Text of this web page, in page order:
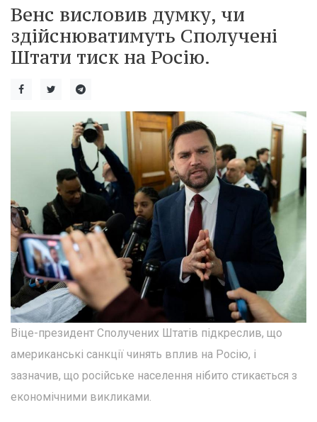
Венс висловив думку, чи
здійснюватимуть Сполучені
Штати тиск на Росію.
Віце-президент Сполучених Штатів підкреслив, що
американські санкції чинять вплив на Росію, і
зазначив, що російське населення нібито стикається з
економічними викликами.